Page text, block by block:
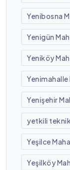
Yenibosna
Yenigün
Yeniköy
Yenimahalle
Yenişehir
yetkili
Yeşilce
Yeşilköy